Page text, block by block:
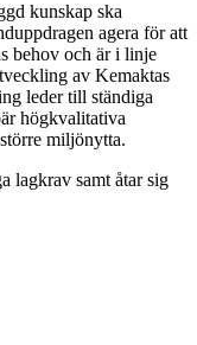
kunskap ska
agera för att
behov och är i linje
av Kemaktas
leder till ständiga
högkvalitativa
miljönytta.
lagkrav samt åtar sig